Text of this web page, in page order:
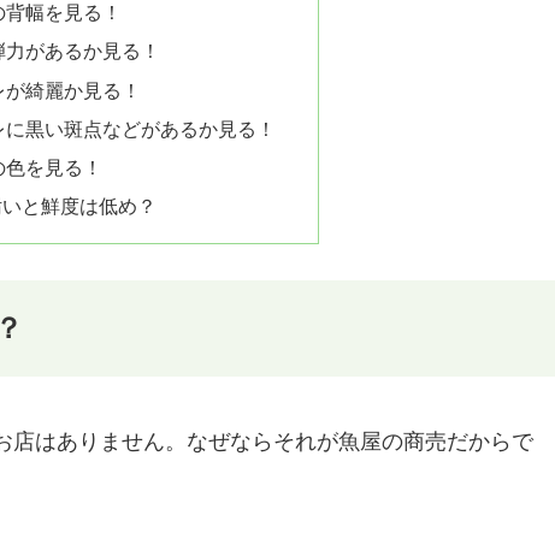
幅を見る！
があるか見る！
が綺麗か見る！
に黒い斑点などがあるか見る！
を見る！
と鮮度は低め？
店はありません。なぜならそれが魚屋の商売だからで